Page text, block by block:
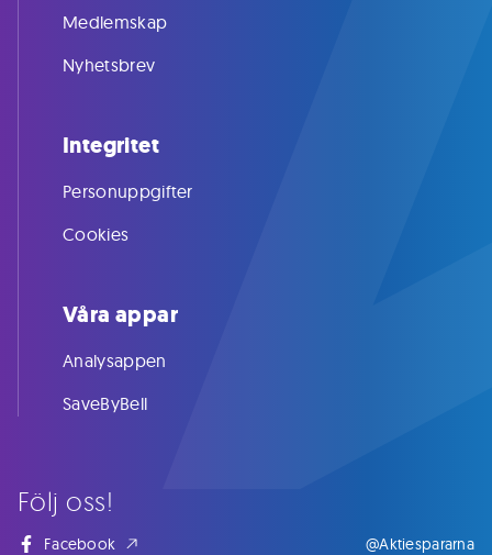
Följ oss!
Facebook @Aktiespararna
Medlemskap
Nyhetsbrev
Integritet
Personuppgifter
Cookies
Våra appar
Analysappen
SaveByBell